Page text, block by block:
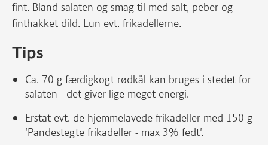
fint. Bland salaten og smag til med salt, peber og
finthakket dild. Lun evt. frikadellerne.
Tips
Ca. 70 g færdigkogt rødkål kan bruges i stedet for
salaten - det giver lige meget energi.
Erstat evt. de hjemmelavede frikadeller med 150 g
'Pandestegte frikadeller - max 3% fedt'.